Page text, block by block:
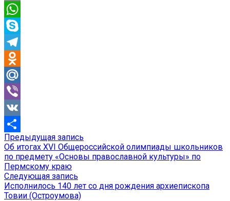
Email
WhatsApp
Skype
Telegram
Odnoklassniki
Mail.Ru
Viber
VK
Отправить
Навигация
по
записям
Предыдущая запись
запись:
Об итогах XVI Общероссийской олимпиады школьников
по предмету «Основы православной культуры» по
Пермскому краю
Следующая запись
запись:
Исполнилось 140 лет со дня рождения архиепископа
Товии (Остроумова)